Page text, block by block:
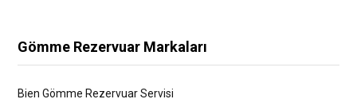
Gömme Rezervuar Markaları
Bien Gömme Rezervuar Servisi